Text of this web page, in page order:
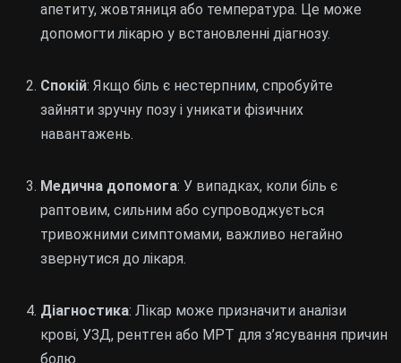
апетиту, жовтяниця або температура. Це може
допомогти лікарю у встановленні діагнозу.
Спокій: Якщо біль є нестерпним, спробуйте
зайняти зручну позу і уникати фізичних
навантажень.
Медична допомога: У випадках, коли біль є
раптовим, сильним або супроводжується
тривожними симптомами, важливо негайно
звернутися до лікаря.
Діагностика: Лікар може призначити аналізи
крові, УЗД, рентген або МРТ для з’ясування причин
болю.